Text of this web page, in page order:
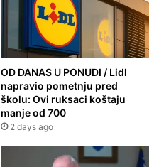
OD DANAS U PONUDI / Lidl
napravio pometnju pred
školu: Ovi ruksaci koštaju
manje od 700
2 days ago